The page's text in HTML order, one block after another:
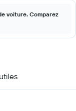
voiture. Comparez